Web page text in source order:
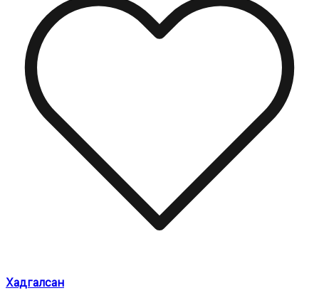
Хадгалсан